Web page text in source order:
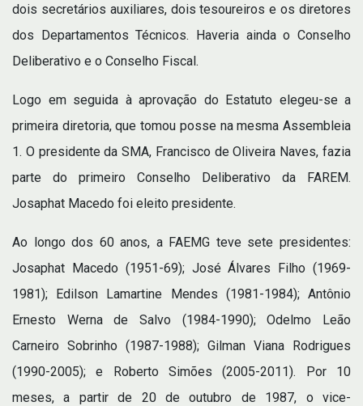
dois secretários auxiliares, dois tesoureiros e os diretores
dos Departamentos Técnicos. Haveria ainda o Conselho
Deliberativo e o Conselho Fiscal.
Logo em seguida à aprovação do Estatuto elegeu-se a
primeira diretoria, que tomou posse na mesma Assembleia
1. O presidente da SMA, Francisco de Oliveira Naves, fazia
parte do primeiro Conselho Deliberativo da FAREM.
Josaphat Macedo foi eleito presidente.
Ao longo dos 60 anos, a FAEMG teve sete presidentes:
Josaphat Macedo (1951-69); José Álvares Filho (1969-
1981); Edilson Lamartine Mendes (1981-1984); Antônio
Ernesto Werna de Salvo (1984-1990); Odelmo Leão
Carneiro Sobrinho (1987-1988); Gilman Viana Rodrigues
(1990-2005); e Roberto Simões (2005-2011). Por 10
meses, a partir de 20 de outubro de 1987, o vice-